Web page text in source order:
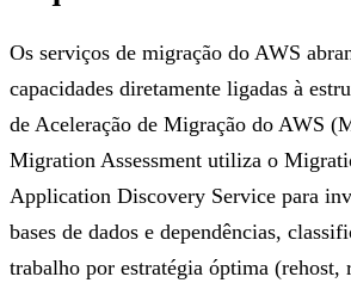
Os serviços de migração do AWS
capacidades diretamente ligadas à
de Aceleração de Migração do AWS
Migration Assessment utiliza o
Application Discovery Service para
bases de dados e dependências,
trabalho por estratégia óptima (rehost,